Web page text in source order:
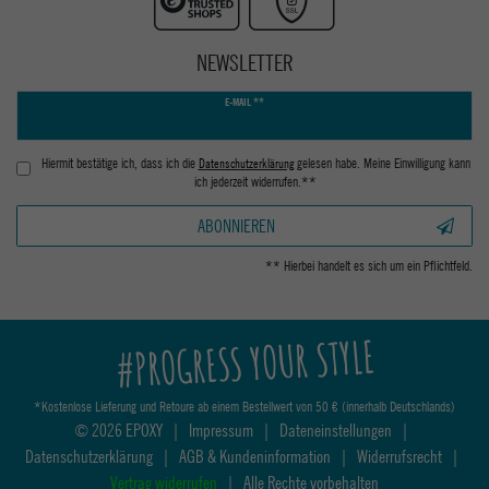
NEWSLETTER
E-MAIL **
Hiermit bestätige ich, dass ich die Daten­schutz­erklärunggelesen habe. Meine Einwilligung kann
ich jederzeit widerrufen.**
ABONNIEREN
** Hierbei handelt es sich um ein Pflichtfeld.
#PROGRESS YOUR STYLE
*Kostenlose Lieferung und Retoure ab einem Bestellwert von 50 € (innerhalb Deutschlands)
© 2026 EPOXY | Impressum | Dateneinstellungen |
Datenschutzerklärung | AGB & Kundeninformation | Widerrufsrecht |
Vertrag widerrufen | Alle Rechte vorbehalten